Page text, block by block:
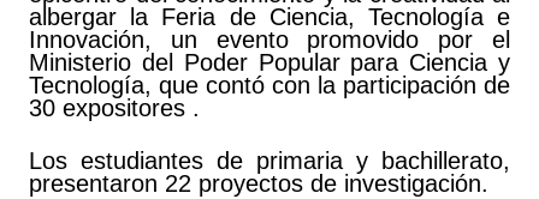
albergar la Feria de Ciencia, Tecnología e
Innovación, un evento promovido por el
Ministerio del Poder Popular para Ciencia y
Tecnología, que contó con la participación de
30 expositores .
Los estudiantes de primaria y bachillerato,
presentaron 22 proyectos de investigación.